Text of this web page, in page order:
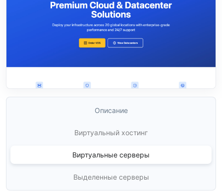
Описание
Виртуальный хостинг
Виртуальные серверы
Выделенные серверы